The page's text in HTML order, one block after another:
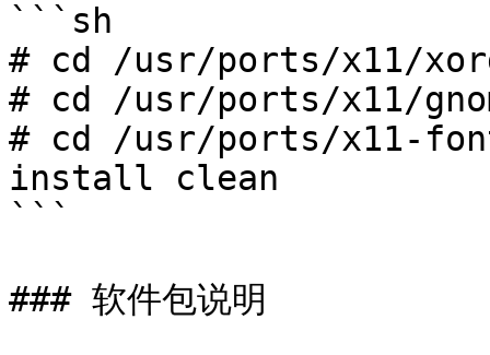
```sh
# cd /usr/ports/x11/
# cd /usr/ports/x11/
# cd /usr/ports/x11-
install clean
```
### 软件包说明